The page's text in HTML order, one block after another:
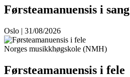
Førsteamanuensis i sang
Oslo | 31/08/2026
Norges musikkhøgskole (NMH)
Førsteamanuensis i fele